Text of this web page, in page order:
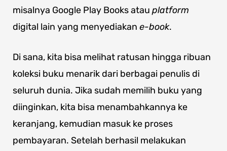
misalnya Google Play Books atau platform
digital lain yang menyediakan e-book.
Di sana, kita bisa melihat ratusan hingga ribuan
koleksi buku menarik dari berbagai penulis di
seluruh dunia. Jika sudah memilih buku yang
diinginkan, kita bisa menambahkannya ke
keranjang, kemudian masuk ke proses
pembayaran. Setelah berhasil melakukan